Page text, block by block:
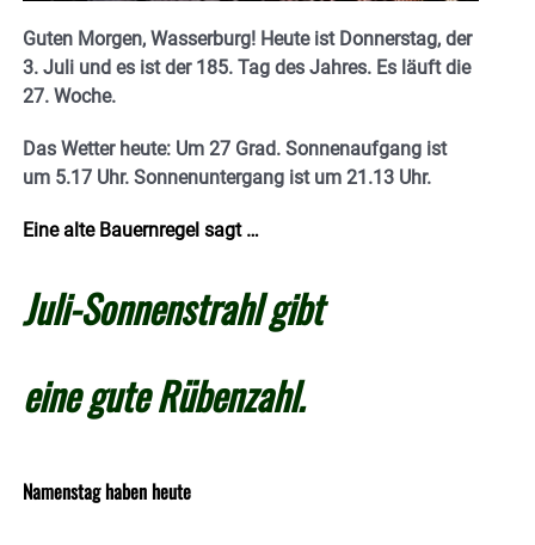
Guten Morgen, Wasserburg! Heute ist Donnerstag, der
3. Juli und es ist der 185. Tag des Jahres. Es läuft die
27. Woche.
Das Wetter heute: Um 27 Grad. Sonnenaufgang ist
um 5.17 Uhr. Sonnenuntergang ist um 21.13 Uhr.
Eine alte Bauernregel sagt …
Juli-Sonnenstrahl gibt
eine gute Rübenzahl.
Namenstag haben heute